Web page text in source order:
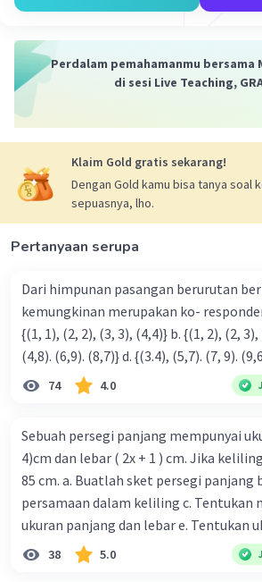
Perdalam pemahamanmu bersama
di sesi Live Teaching,
Klaim Gold gratis sekarang!
Dengan Gold kamu bisa tanya soal
sepuasnya, lho.
Pertanyaan serupa
Dari himpunan pasangan berurutan
kemungkinan merupakan ko- respondensi satu-satu? a.
{(1, 1), (2, 2), (3, 3), (4,4)} b. {(1, 2), (2, 3), (3, 4). (4,5)} c. {(2,7).
(4,8). (6,9). (8,7)} d. {(3.4), (5,7). (7, 9).
74 4.0
Sebuah persegi panjang mempunyai
4)cm dan lebar ( 2x + 1 ) cm. Jika
85 cm. a. Buatlah sket persegi panjang
persamaan dalam keliling c. Tentukan
ukuran panjang dan lebar e. Tentukan
38 5.0